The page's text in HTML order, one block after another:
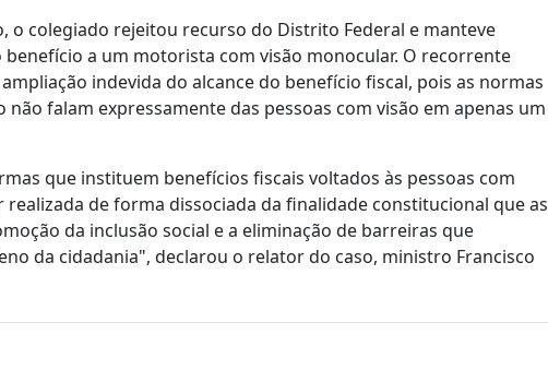
o colegiado rejeitou recurso do Distrito Federal e manteve
benefício a um motorista com visão monocular. O recorrente
indevida do alcance do benefício fiscal, pois as normas
não falam expressamente das pessoas com visão em apenas um
que instituem benefícios fiscais voltados às pessoas com
realizada de forma dissociada da finalidade constitucional que as
da inclusão social e a eliminação de barreiras que
da cidadania", declarou o relator do caso, ministro Francisco